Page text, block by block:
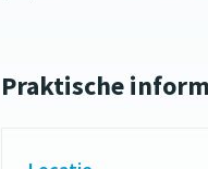
Praktische